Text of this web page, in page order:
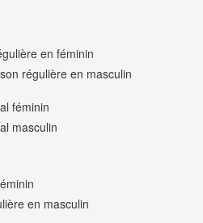
en féminin
régulière en masculin
féminin
masculin
en masculin